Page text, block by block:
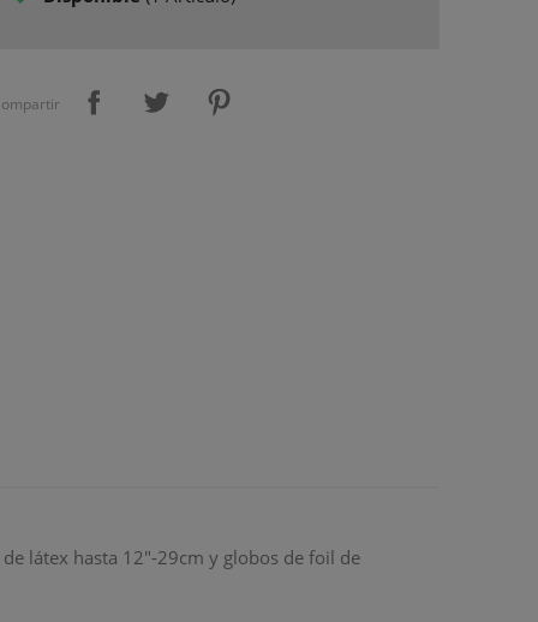
látex hasta 12"-29cm y globos de foil de